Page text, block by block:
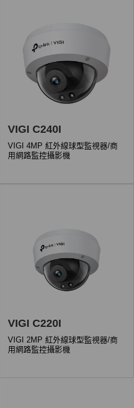
VIGI C240I
VIGI 4MP 紅外線球型監視器/商
用網路監控攝影機
VIGI C220I
VIGI 2MP 紅外線球型監視器/商
用網路監控攝影機